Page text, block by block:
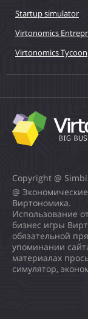
Startup simulator
Virtonomics
Virtonomics Tycoon
Copyright @
@
Виртономика.
Использование
бизнес игры
обязательной
упоминании
материалах
симулятор,